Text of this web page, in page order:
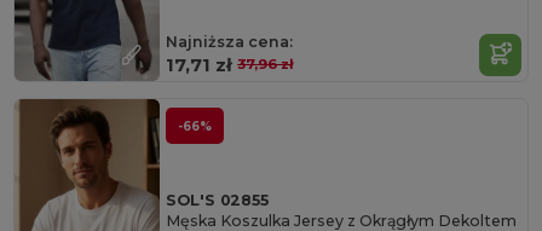
Najniższa cena:
17,71 zł 37,96 zł
-66%
SOL'S 02855
Męska Koszulka Jersey z Okrągłym Dekoltem